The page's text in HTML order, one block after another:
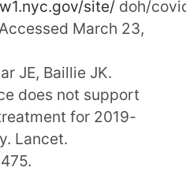
site/ doh/
March 23,
JE, Baillie JK.
does not support
for 2019-
Lancet.